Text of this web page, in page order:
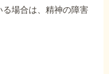
場合は、精神の障害